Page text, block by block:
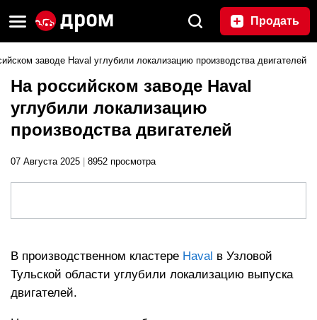
Продать
заводе Haval углубили локализацию производства двигателей
На российском заводе Haval
углубили локализацию
производства двигателей
07 Августа 2025 8952 просмотра
В производственном кластере Haval в Узловой
Тульской области углубили локализацию выпуска
двигателей.